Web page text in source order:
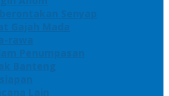
Senyap
Gajah Mada
rawa
Penumpasan
Banteng
Lain